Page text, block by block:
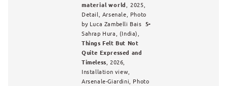
material world
, 2025,
Detail, Arsenale, Photo
by Luca Zambelli Bais 5-
Sahrap Hura, (India),
Things Felt But Not
Quite Expressed and
Timeless , 2026,
Installation view,
Arsenale-Giardini, Photo